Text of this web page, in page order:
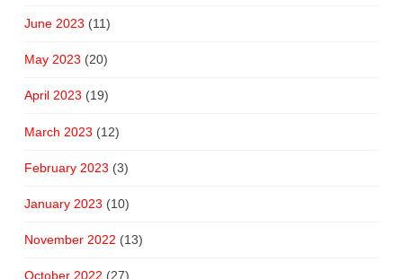
June 2023 (11)
May 2023 (20)
April 2023 (19)
March 2023 (12)
February 2023 (3)
January 2023 (10)
November 2022 (13)
October 2022 (27)